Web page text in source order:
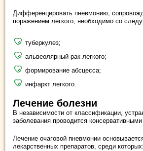
Дифференцировать пневмонию,
поражением легкого, необходимо со
туберкулез;
альвеолярный рак легкого;
формирование абсцесса;
инфаркт легкого.
Лечение болезни
В независимости от классификации,
заболевания проводится
Лечение очаговой пневмонии
лекарственных препаратов, среди которых: